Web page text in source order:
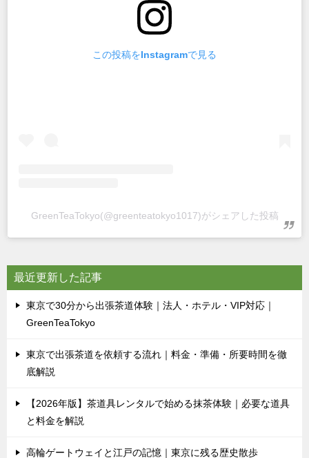
この投稿をInstagramで見る
GreenTeaTokyo(@greenteatokyo1017)がシェアした投稿
最近更新した記事
東京で30分から出張茶道体験｜法人・ホテル・VIP対応｜
GreenTeaTokyo
東京で出張茶道を依頼する流れ｜料金・準備・所要時間を徹
底解説
【2026年版】茶道具レンタルで始める抹茶体験｜必要な道具
と料金を解説
高輪ゲートウェイと江戸の記憶｜東京に残る歴史散歩